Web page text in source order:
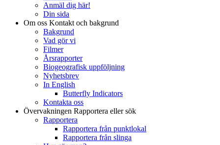
Anmäl dig här!
Din sida
Om oss Kontakt och bakgrund
Bakgrund
Vad gör vi
Filmer
Årsrapporter
Biogeografisk uppföljning
Nyhetsbrev
In English
Butterfly Indicators
Kontakta oss
Övervakningen Rapportera eller sök
Rapportera
Rapportera från punktlokal
Rapportera från slinga